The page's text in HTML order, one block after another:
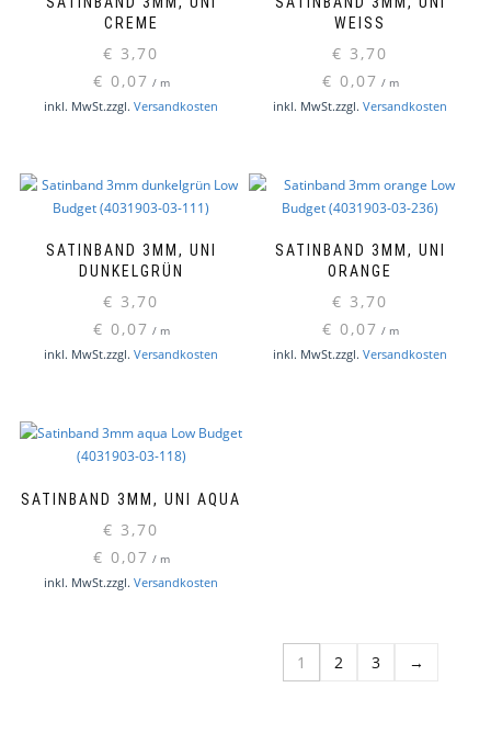
CREME
€ 3,70
€ 0,07 / m
inkl. MwSt.zzgl. Versandkosten
WEISS
€ 3,70
€ 0,07 / m
inkl. MwSt.zzgl. Versandkosten
SATINBAND 3MM, UNI
DUNKELGRÜN
€ 3,70
€ 0,07 / m
inkl. MwSt.zzgl. Versandkosten
SATINBAND 3MM, UNI
ORANGE
€ 3,70
€ 0,07 / m
inkl. MwSt.zzgl. Versandkosten
SATINBAND 3MM, UNI AQUA
€ 3,70
€ 0,07 / m
inkl. MwSt.zzgl. Versandkosten
1 2 3 →